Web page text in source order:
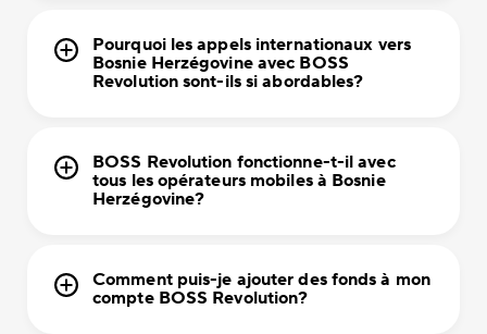
Pourquoi les appels internationaux vers
Bosnie Herzégovine avec BOSS
Revolution sont-ils si abordables?
BOSS Revolution fonctionne-t-il avec
tous les opérateurs mobiles à Bosnie
Herzégovine?
Comment puis-je ajouter des fonds à mon
compte BOSS Revolution?